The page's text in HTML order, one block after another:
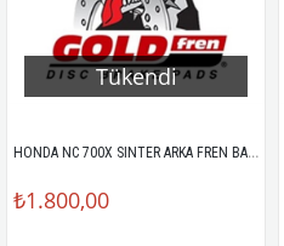
Tükendi
HONDA NC 700X SINTER ARKA FREN BALATASI
₺1.800,00